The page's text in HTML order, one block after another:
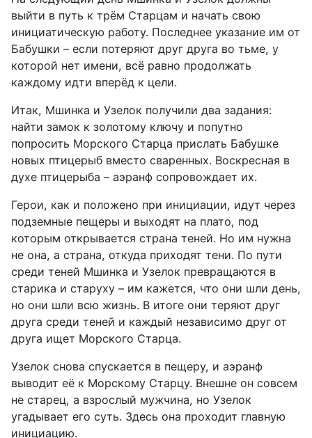
выйти в путь к трём Старцам и начать свою
инициатическую работу. Последнее указание им от
Бабушки – если потеряют друг друга во тьме, у
которой нет имени, всё равно продолжать
каждому идти вперёд к цели.
Итак, Мшинка и Узелок получили два задания:
найти замок к золотому ключу и попутно
попросить Морского Старца прислать Бабушке
новых птицерыб вместо сваренных. Воскресная в
духе птицерыба – аэранф сопровождает их.
Герои, как и положено при инициации, идут через
подземные пещеры и выходят на плато, под
которым открывается страна теней. Но им нужна
не она, а страна, откуда приходят тени. По пути
среди теней Мшинка и Узелок превращаются в
старика и старуху – им кажется, что они шли день,
но они шли всю жизнь. В итоге они теряют друг
друга среди теней и каждый независимо друг от
друга ищет Морского Старца.
Узелок снова спускается в пещеру, и аэранф
выводит её к Морскому Старцу. Внешне он совсем
не старец, а взрослый мужчина, но Узелок
угадывает его суть. Здесь она проходит главную
инициацию.